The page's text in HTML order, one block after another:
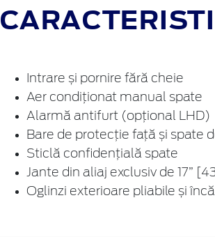
Intrare și pornire fără cheie
Aer condiționat manual spate
Alarmă antifurt (opțional LHD)
Bare de protecție față și spate
Sticlă confidențială spate
Jante din aliaj exclusiv de 17”
Oglinzi exterioare pliabile și